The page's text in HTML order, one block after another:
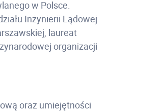
w Polsce.
Inżynierii Lądowej
laureat
organizacji
oraz umiejętności